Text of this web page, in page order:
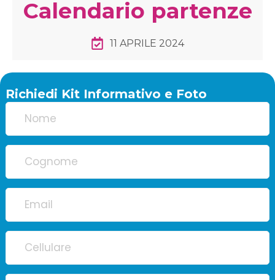
Calendario partenze
11 APRILE 2024
Richiedi Kit Informativo e Foto